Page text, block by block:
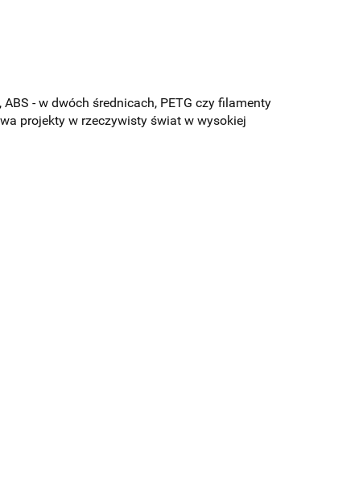
- w dwóch średnicach, PETG czy filamenty
projekty w rzeczywisty świat w wysokiej